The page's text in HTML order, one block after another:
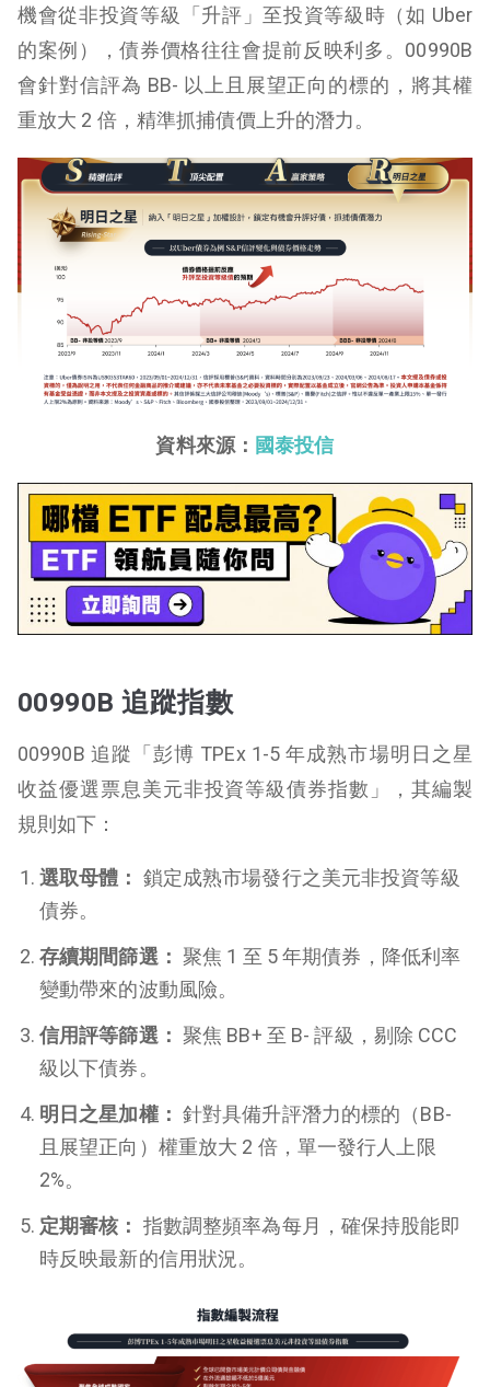
機會從非投資等級「升評」至投資等級時（如 Uber
的案例），債券價格往往會提前反映利多。00990B
會針對信評為 BB- 以上且展望正向的標的，將其權
重放大 2 倍，精準抓捕債價上升的潛力。
資料來源： 國泰投信
00990B 追蹤指數
00990B 追蹤「彭博 TPEx 1-5 年成熟市場明日之星
收益優選票息美元非投資等級債券指數」，其編製
規則如下：
選取母體： 鎖定成熟市場發行之美元非投資等級
債券。
存續期間篩選： 聚焦 1 至 5 年期債券，降低利率
變動帶來的波動風險。
信用評等篩選： 聚焦 BB+ 至 B- 評級，剔除 CCC
級以下債券。
明日之星加權： 針對具備升評潛力的標的（BB-
且展望正向）權重放大 2 倍，單一發行人上限
2%。
定期審核： 指數調整頻率為每月，確保持股能即
時反映最新的信用狀況。